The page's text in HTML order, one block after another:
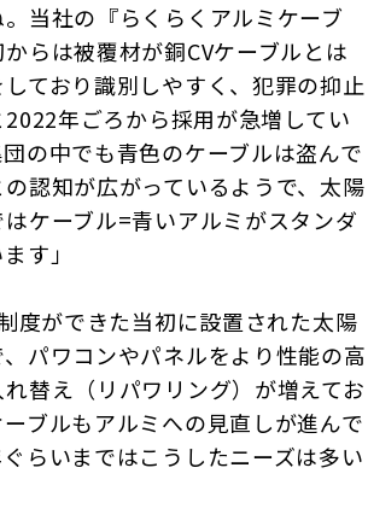
。当社の『らくらくアルミケーブ
らは被覆材が銅CVケーブルとは
ており識別しやすく、犯罪の抑止
年ごろから採用が急増してい
の中でも青色のケーブルは盗んで
認知が広がっているようで、太陽
ケーブル=青いアルミがスタンダ
す」
度ができた当初に設置された太陽
パワコンやパネルをより性能の高
替え（リパワリング）が増えてお
ブルもアルミへの見直しが進んで
らいまではこうしたニーズは多い